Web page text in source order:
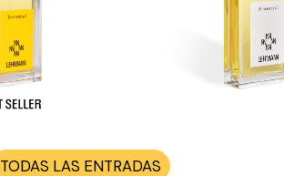
TODAS LAS ENTRADAS